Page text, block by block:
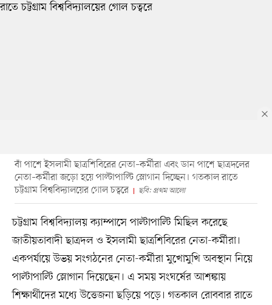
বাঁ পাশে ইসলামী ছাত্রশিবিরের নেতা–কর্মীরা এবং ডান পাশে ছাত্রদলের
নেতা–কর্মীরা জড়ো হয়ে পাল্টাপাল্টি স্লোগান দিচ্ছেন। গতকাল রাতে
চট্টগ্রাম বিশ্ববিদ্যালয়ের গোল চত্বরে
ছবি: প্রথম আলো
চট্টগ্রাম বিশ্ববিদ্যালয় ক্যাম্পাসে পাল্টাপাল্টি মিছিল করেছে
জাতীয়তাবাদী ছাত্রদল ও ইসলামী ছাত্রশিবিরের নেতা-কর্মীরা।
একপর্যায়ে উভয় সংগঠনের নেতা-কর্মীরা মুখোমুখি অবস্থান নিয়ে
পাল্টাপাল্টি স্লোগান দিয়েছেন। এ সময় সংঘর্ষের আশঙ্কায়
শিক্ষার্থীদের মধ্যে উত্তেজনা ছড়িয়ে পড়ে। গতকাল রোববার রাতে